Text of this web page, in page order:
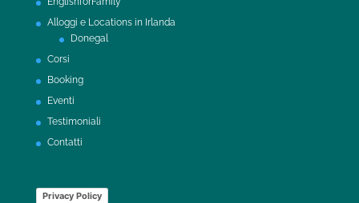
Alloggi e Locations in Irlanda
Donegal
Corsi
Booking
Eventi
Testimoniali
Contatti
Privacy Policy